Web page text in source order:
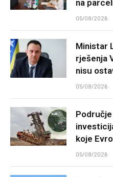
na
05/08/2026
Ministar
rješenja
nisu
05/08/2026
koje
05/08/2026